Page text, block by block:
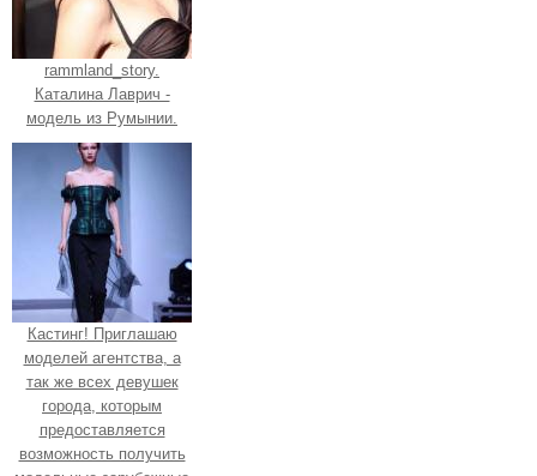
rammland_story.
Каталина Лаврич -
модель из Румынии.
Кастинг! Приглашаю
моделей агентства, а
так же всех девушек
города, которым
предоставляется
возможность получить